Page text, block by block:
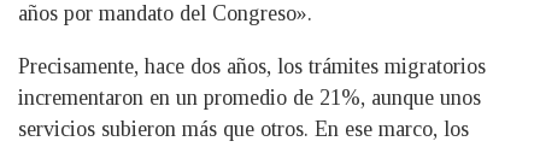
años por mandato del Congreso».
Precisamente, hace dos años, los trámites migratorios
incrementaron en un promedio de 21%, aunque unos
servicios subieron más que otros. En ese marco, los